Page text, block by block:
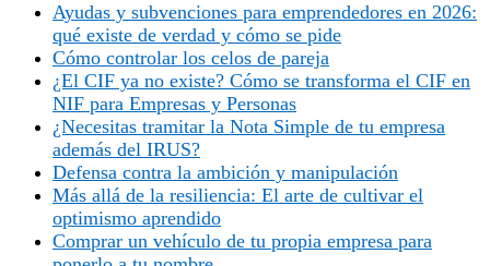
Ayudas y subvenciones para emprendedores en 2026:
qué existe de verdad y cómo se pide
Cómo controlar los celos de pareja
¿El CIF ya no existe? Cómo se transforma el CIF en
NIF para Empresas y Personas
¿Necesitas tramitar la Nota Simple de tu empresa
además del IRUS?
Defensa contra la ambición y manipulación
Más allá de la resiliencia: El arte de cultivar el
optimismo aprendido
Comprar un vehículo de tu propia empresa para